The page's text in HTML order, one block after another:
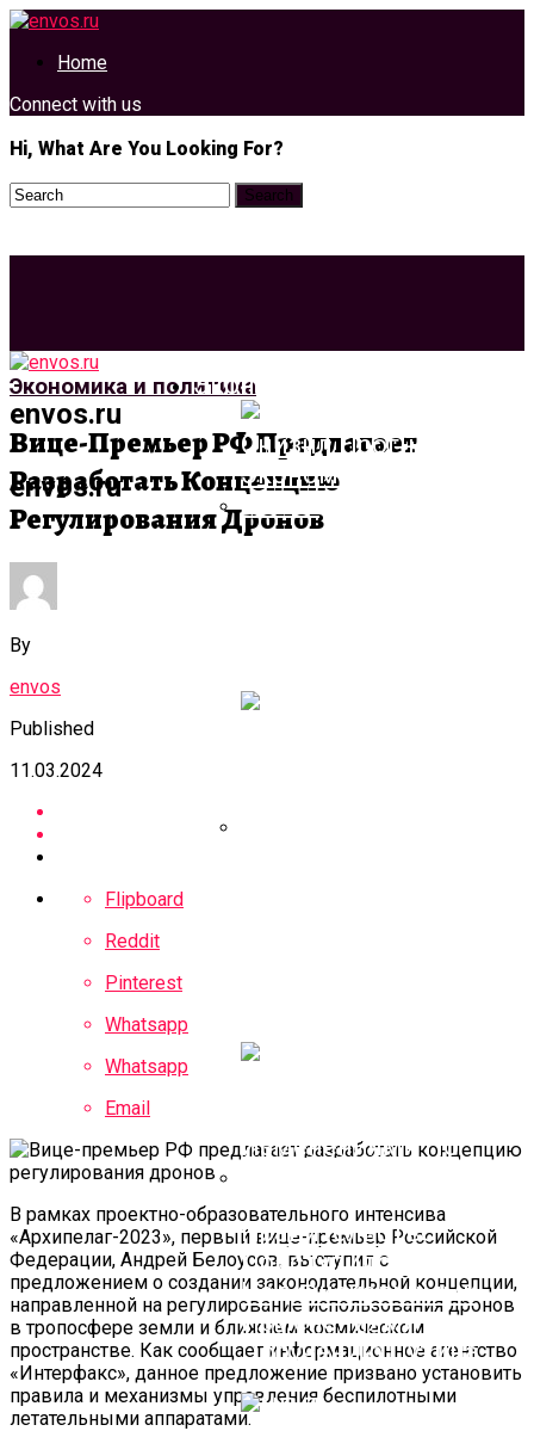
Home
Connect with us
Hi, What Are You Looking For?
envos.ru
envos.ru
Экономика И Политика
Правительство
Приступило К Работе
Над Фискальными
Изменениями По
Поручению Путина
Экономика и политика
Вице-Премьер РФ Предлагает
Разработать Концепцию
Регулирования Дронов
By
envos
Published
11.03.2024
Flipboard
Reddit
Pinterest
Whatsapp
Whatsapp
Email
В рамках проектно-образовательного интенсива
«Архипелаг-2023», первый вице-премьер Российской
Федерации, Андрей Белоусов, выступил с
предложением о создании законодательной концепции,
направленной на регулирование использования дронов
в тропосфере земли и ближнем космическом
пространстве. Как сообщает информационное агентство
«Интерфакс», данное предложение призвано установить
правила и механизмы управления беспилотными
летательными аппаратами.